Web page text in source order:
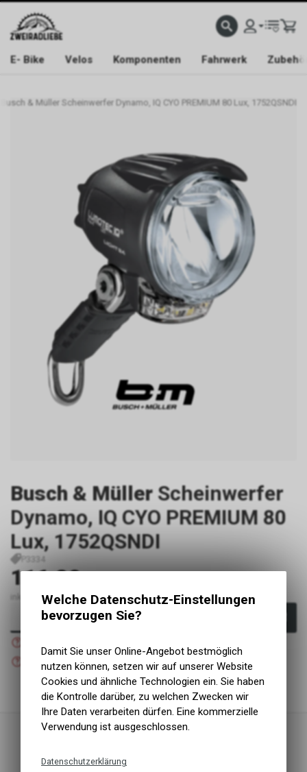
E- Bike Velos Komponenten Fahrwerk
Busch & Müller Scheinwerfer Dynamo, IQ CYO PREMIUM 80 Lux, 1752QSNDI
Busch & Müller Scheinwerfer
Dynamo, IQ CYO PREMIUM 80
Lux, 1752QSNDI
P3334
116.80
inkl. MwSt., zzgl. Versandkosten
In den Warenkorb
Versand
Nicht verfügbar
Abholung Zweiradliebe GmbH
Welche Datenschutz-Einstellungen
bevorzugen Sie?
Damit Sie unser Online-Angebot bestmöglich
nutzen können, setzen wir auf unserer Website
Cookies und ähnliche Technologien ein. Sie haben
die Kontrolle darüber, zu welchen Zwecken wir
Ihre Daten verarbeiten dürfen. Eine kommerzielle
Verwendung ist ausgeschlossen.
Datenschutzerklärung